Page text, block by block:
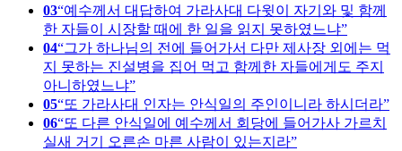
03 예수께서 대답하여 가라사대 다윗이 자기와 및 함께
한 자들이 시장할 때에 한 일을 읽지 못하였느냐
04 그가 하나님의 전에 들어가서 다만 제사장 외에는 먹
지 못하는 진설병을 집어 먹고 함께한 자들에게도 주지
아니하였느냐
05 또 가라사대 인자는 안식일의 주인이니라 하시더라
06 또 다른 안식일에 예수께서 회당에 들어가사 가르치
실새 거기 오른손 마른 사람이 있는지라